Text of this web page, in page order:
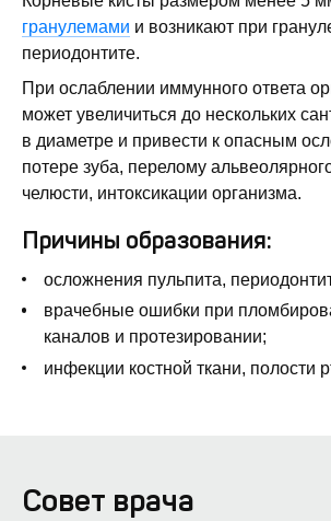
гранулемами и возникают при
периодонтите.
При ослаблении иммунного ответа
может увеличиться до нескольких
в диаметре и привести к опасным
потере зуба, перелому
челюсти, интоксикации организма.
Причины образования:
осложнения пульпита,
врачебные ошибки при
каналов и протезировании;
инфекции костной ткани, полости
Совет врача